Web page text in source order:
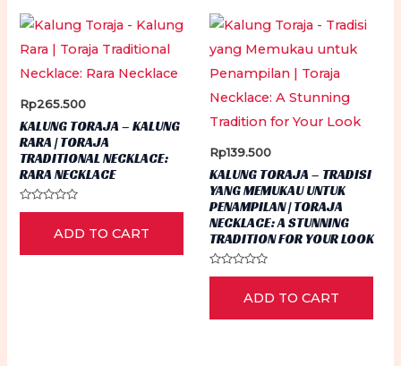
Rp265.500
KALUNG TORAJA – KALUNG
RARA | TORAJA
TRADITIONAL NECKLACE:
RARA NECKLACE
Rated
5
ADD TO CART
Rp139.500
KALUNG TORAJA – TRADISI
YANG MEMUKAU UNTUK
PENAMPILAN | TORAJA
NECKLACE: A STUNNING
TRADITION FOR YOUR LOOK
Rated
5
ADD TO CART